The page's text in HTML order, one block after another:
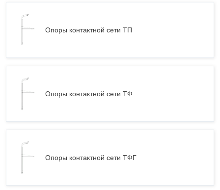
Опоры контактной сети ТП
Опоры контактной сети ТФ
Опоры контактной сети ТФГ